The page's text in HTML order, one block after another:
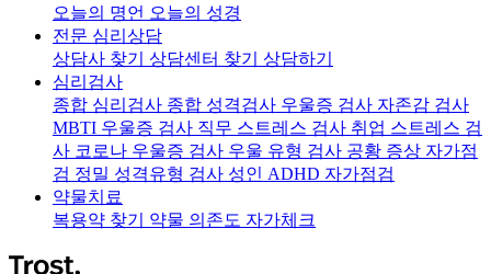
오늘의 명언 오늘의 성경
전문 심리상담
상담사 찾기 상담센터 찾기 상담하기
심리검사
종합 심리검사 종합 성격검사 우울증 검사 자존감 검사
MBTI 우울증 검사 직무 스트레스 검사 취업 스트레스 검
사 코로나 우울증 검사 우울 유형 검사 공황 증상 자가점
검 정밀 성격유형 검사 성인 ADHD 자가점검
약물치료
복용약 찾기 약물 의존도 자가체크